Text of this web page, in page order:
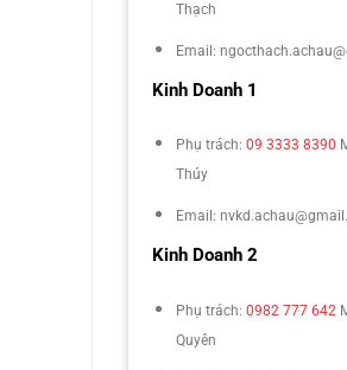
Thạch
Email:
Kinh Doanh 1
Phụ trách: 09 3333 8390
Thúy
Email:
Kinh Doanh 2
Phụ trách: 0982 777 642
Quyên